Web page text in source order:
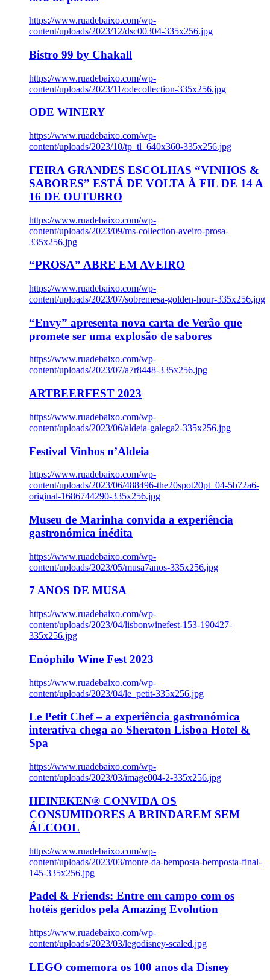
https://www.ruadebaixo.com/wp-
content/uploads/2023/12/dsc00304-335x256.jpg
Bistro 99 by Chakall
https://www.ruadebaixo.com/wp-
content/uploads/2023/11/odecollection-335x256.jpg
ODE WINERY
https://www.ruadebaixo.com/wp-
content/uploads/2023/10/tp_tl_640x360-335x256.jpg
FEIRA GRANDES ESCOLHAS “VINHOS &
SABORES” ESTÁ DE VOLTA À FIL DE 14 A
16 DE OUTUBRO
https://www.ruadebaixo.com/wp-
content/uploads/2023/09/ms-collection-aveiro-prosa-
335x256.jpg
“PROSA” ABRE EM AVEIRO
https://www.ruadebaixo.com/wp-
content/uploads/2023/07/sobremesa-golden-hour-335x256.jpg
“Envy” apresenta nova carta de Verão que
promete ser uma explosão de sabores
https://www.ruadebaixo.com/wp-
content/uploads/2023/07/a7r8448-335x256.jpg
ARTBEERFEST 2023
https://www.ruadebaixo.com/wp-
content/uploads/2023/06/aldeia-galega2-335x256.jpg
Festival Vinhos n’Aldeia
https://www.ruadebaixo.com/wp-
content/uploads/2023/06/488496-the20spot20pt_04-5b72a6-
original-1686744290-335x256.jpg
Museu de Marinha convida a experiência
gastronómica inédita
https://www.ruadebaixo.com/wp-
content/uploads/2023/05/musa7anos-335x256.jpg
7 ANOS DE MUSA
https://www.ruadebaixo.com/wp-
content/uploads/2023/04/lisbonwinefest-153-190427-
335x256.jpg
Enóphilo Wine Fest 2023
https://www.ruadebaixo.com/wp-
content/uploads/2023/04/le_petit-335x256.jpg
Le Petit Chef – a experiência gastronómica
interativa chega ao Sheraton Lisboa Hotel &
Spa
https://www.ruadebaixo.com/wp-
content/uploads/2023/03/image004-2-335x256.jpg
HEINEKEN® CONVIDA OS
CONSUMIDORES A BRINDAREM SEM
ÁLCOOL
https://www.ruadebaixo.com/wp-
content/uploads/2023/03/monte-da-bemposta-bemposta-final-
145-335x256.jpg
Padel & Friends: Entre em campo com os
hotéis geridos pela Amazing Evolution
https://www.ruadebaixo.com/wp-
content/uploads/2023/03/legodisney-scaled.jpg
LEGO comemora os 100 anos da Disney